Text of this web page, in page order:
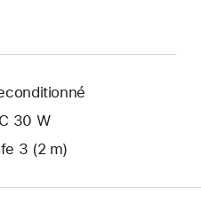
30 W
3 (2 m)